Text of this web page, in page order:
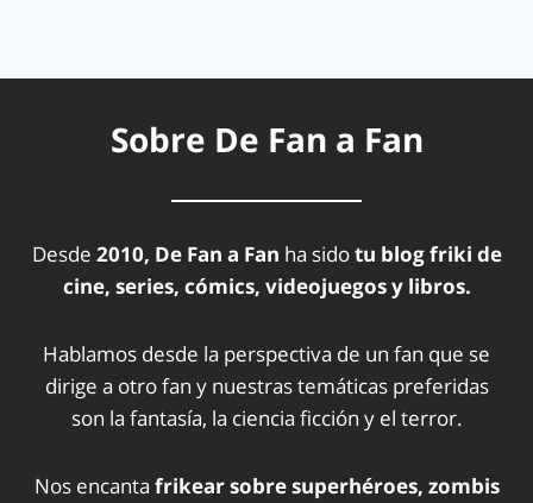
Sobre De Fan a Fan
Desde 2010, De Fan a Fan ha sidotu blog friki de
cine, series, cómics, videojuegos y libros.
Hablamos desde la perspectiva de un fan que se
dirige a otro fan y nuestras temáticas preferidas
son la fantasía, la ciencia ficción y el terror.
Nos encanta frikear sobre superhéroes, zombis